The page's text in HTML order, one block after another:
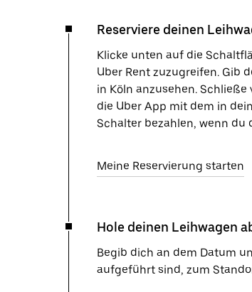
Reserviere deinen
Klicke unten auf die
Uber Rent zuzugreifen. Gib
in Köln anzusehen.
die Uber App mit dem in
Schalter bezahlen, wenn du
Meine Reservierung starten
Hole deinen Leihwagen
Begib dich an dem Datum
aufgeführt sind, zum